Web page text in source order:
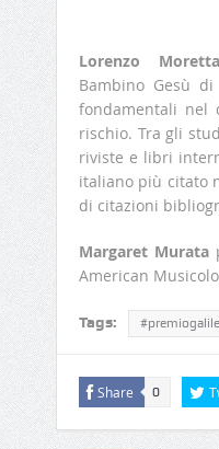
Lorenzo Moretta
Bambino Gesù
fondamentali nel
rischio. Tra gli
riviste e libri
italiano più citato
di citazioni
Margaret Murata
American
Tags:
Share 0